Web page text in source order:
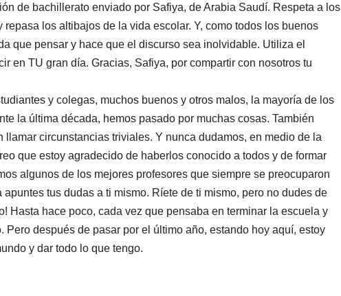
de bachillerato enviado por Safiya, de Arabia Saudí. Respeta a los
los altibajos de la vida escolar. Y, como todos los buenos
que pensar y hace que el discurso sea inolvidable. Utiliza el
en TU gran día. Gracias, Safiya, por compartir con nosotros tu
y colegas, muchos buenos y otros malos, la mayoría de los
la última década, hemos pasado por muchas cosas. También
circunstancias triviales. Y nunca dudamos, en medio de la
que estoy agradecido de haberlos conocido a todos y de formar
algunos de los mejores profesores que siempre se preocuparon
tus dudas a ti mismo. Ríete de ti mismo, pero no dudes de
Hasta hace poco, cada vez que pensaba en terminar la escuela y
después de pasar por el último año, estando hoy aquí, estoy
y dar todo lo que tengo.